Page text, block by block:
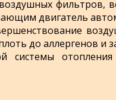
фильтров,
двигатель
до аллергенов и
системы